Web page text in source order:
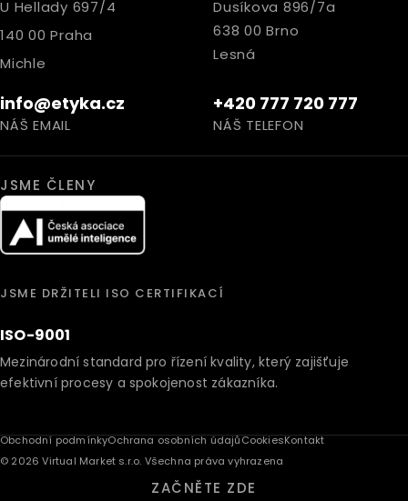
U Hellady 697/4
140 00 Praha
Michle
Dusíkova 896/7a
638 00 Brno
Lesná
info@etyka.cz
NÁŠ EMAIL
+420 777 720 777
NÁŠ TELEFON
JSME ČLENY
JSME DRŽITELI ISO CERTIFIKACÍ
ISO-9001
Mezinárodní standard pro řízení kvality, který zajišťuje
efektivní procesy a spokojenost zákazníka.
Obchodní podmínkyOchrana osobních údajůCookiesKontakt
© 2026 Virtual Market s.r.o. Všechna práva vyhrazena
ZAČNĚTE ZDE